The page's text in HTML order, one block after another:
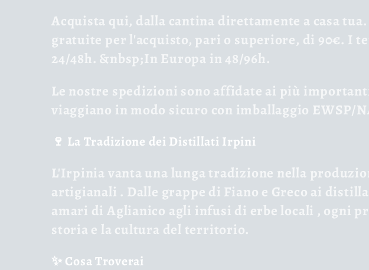
e
z
i
o
n
e
:
Acquista qui, dalla cantina direttamente a casa
gratuite per l'acquisto, pari o superiore, di 90€. I
24/48h. &nbsp;In Europa in 48/96h.
Le nostre spedizioni sono affidate ai più
viaggiano in modo sicuro con imballaggio EWSP/
🍷 La Tradizione dei Distillati Irpini
L'Irpinia vanta una lunga tradizione nella
artigianali . Dalle grappe di Fiano e Greco ai
amari di Aglianico agli infusi di erbe locali , ogni
storia e la cultura del territorio.
✨ Cosa Troverai